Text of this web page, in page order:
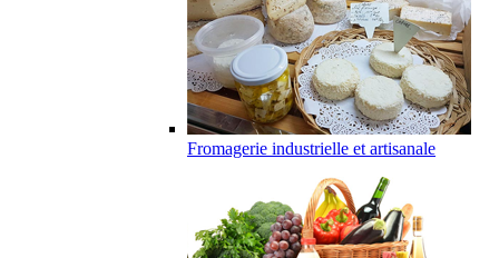
Fromagerie industrielle et artisanale